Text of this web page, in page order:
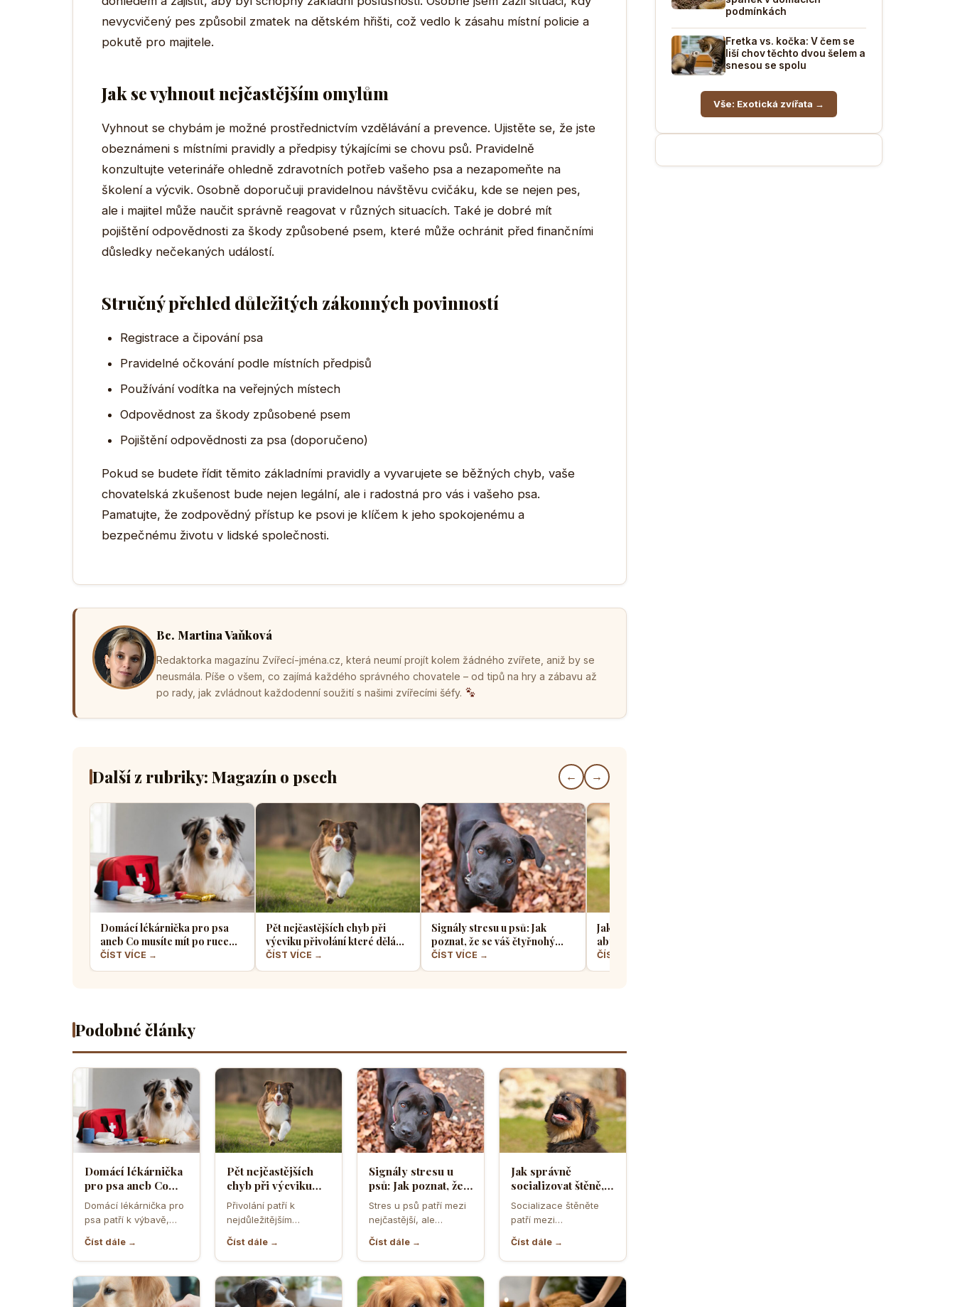
nevycvičený pes způsobil zmatek na dětském hřišti, což vedlo k zásahu místní policie a
pokutě pro majitele.
Jak se vyhnout nejčastějším omylům
Vyhnout se chybám je možné prostřednictvím vzdělávání a prevence. Ujistěte se, že jste
obeznámeni s místními pravidly a předpisy týkajícími se chovu psů. Pravidelně
konzultujte veterináře ohledně zdravotních potřeb vašeho psa a nezapomeňte na
školení a výcvik. Osobně doporučuji pravidelnou návštěvu cvičáku, kde se nejen pes,
ale i majitel může naučit správně reagovat v různých situacích. Také je dobré mít
pojištění odpovědnosti za škody způsobené psem, které může ochránit před finančními
důsledky nečekaných událostí.
Stručný přehled důležitých zákonných povinností
Registrace a čipování psa
Pravidelné očkování podle místních předpisů
Používání vodítka na veřejných místech
Odpovědnost za škody způsobené psem
Pojištění odpovědnosti za psa (doporučeno)
Pokud se budete řídit těmito základními pravidly a vyvarujete se běžných chyb, vaše
chovatelská zkušenost bude nejen legální, ale i radostná pro vás i vašeho psa.
Pamatujte, že zodpovědný přístup ke psovi je klíčem k jeho spokojenému a
bezpečnému životu v lidské společnosti.
Bc. Martina Vaňková
Redaktorka magazínu Zvířecí-jména.cz, která neumí projít kolem žádného zvířete, aniž by se
neusmála. Píše o všem, co zajímá každého správného chovatele – od tipů na hry a zábavu až
po rady, jak zvládnout každodenní soužití s našimi zvířecími šéfy.
Další z rubriky: Magazín o psech ← →
Domácí lékárnička pro psa
aneb Co musíte mít po ruce
pro případ nouze
ČÍST VÍCE →
Pět nejčastějších chyb při
výcviku přivolání které dělá
většina pejskařů
ČÍST VÍCE →
Signály stresu u psů: Jak
poznat, že se váš čtyřnohý
přítel necítí komfortně
ČÍST VÍCE →
Jak správně socializovat štěně,
aby z něj vyrostl sebevědomý
a klidný pes
ČÍST VÍCE →
Podobné články
Domácí lékárnička
pro psa aneb Co
musíte mít po ruce
pro případ nouze
Domácí lékárnička pro
psa patří k výbavě,
rozhodující chvíli
ušetřit čas,…
Číst dále →
Pět nejčastějších
chyb při výcviku
přivolání které dělá
většina pejskařů
Přivolání patří k
nejdůležitějším
protože rozhoduje o
bezpečí, pohodě i o
tom,…
Číst dále →
Signály stresu u
psů: Jak poznat, že
se váš čtyřnohý
přítel necítí
komfortně
Stres u psů patří mezi
nejčastější, ale
nejpodceňovanější
problémy každodenní
péče. Může se…
Číst dále →
Jak správně
socializovat štěně,
aby z něj vyrostl
sebevědomý a
klidný pes
Socializace štěněte
patří mezi
prvních měsíců života.
Právě v tomto období
se…
Číst dále →
podmínkách
Fretka vs. kočka: V čem se
liší chov těchto dvou šelem a
snesou se spolu
Vše: Exotická zvířata →